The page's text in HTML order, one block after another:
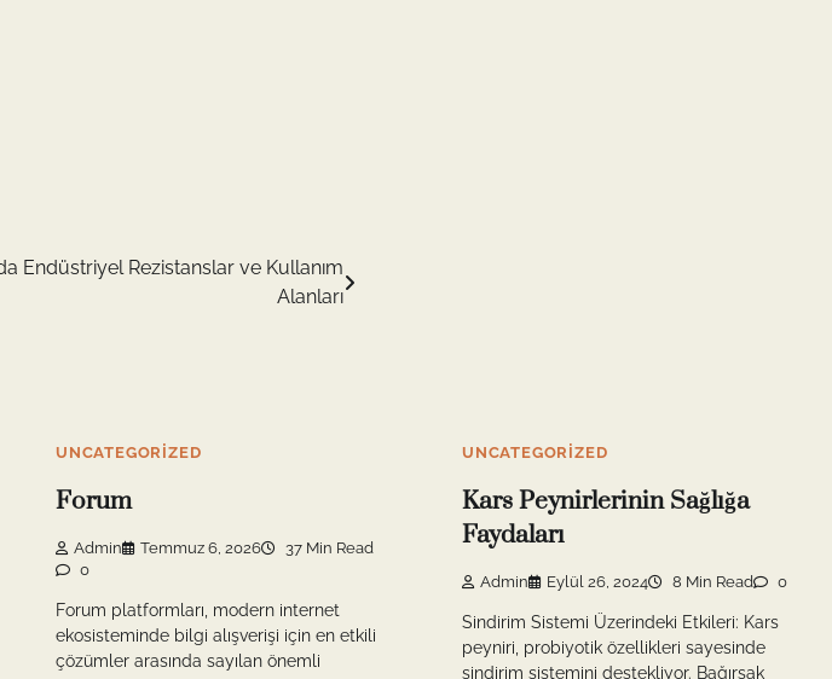
Endüstriyel Rezistanslar ve Kullanım
Alanları
UNCATEGORIZED
Forum
Admin Temmuz 6, 2026
37 Min Read
0
Forum platformları, modern internet
ekosisteminde bilgi alışverişi için en etkili
çözümler arasında sayılan önemli
UNCATEGORIZED
Kars Peynirlerinin Sağlığa
Faydaları
Admin Eylül 26, 2024 8 Min Read 0
Sindirim Sistemi Üzerindeki Etkileri: Kars
peyniri, probiyotik özellikleri sayesinde
sindirim sistemini destekliyor. Bağırsak